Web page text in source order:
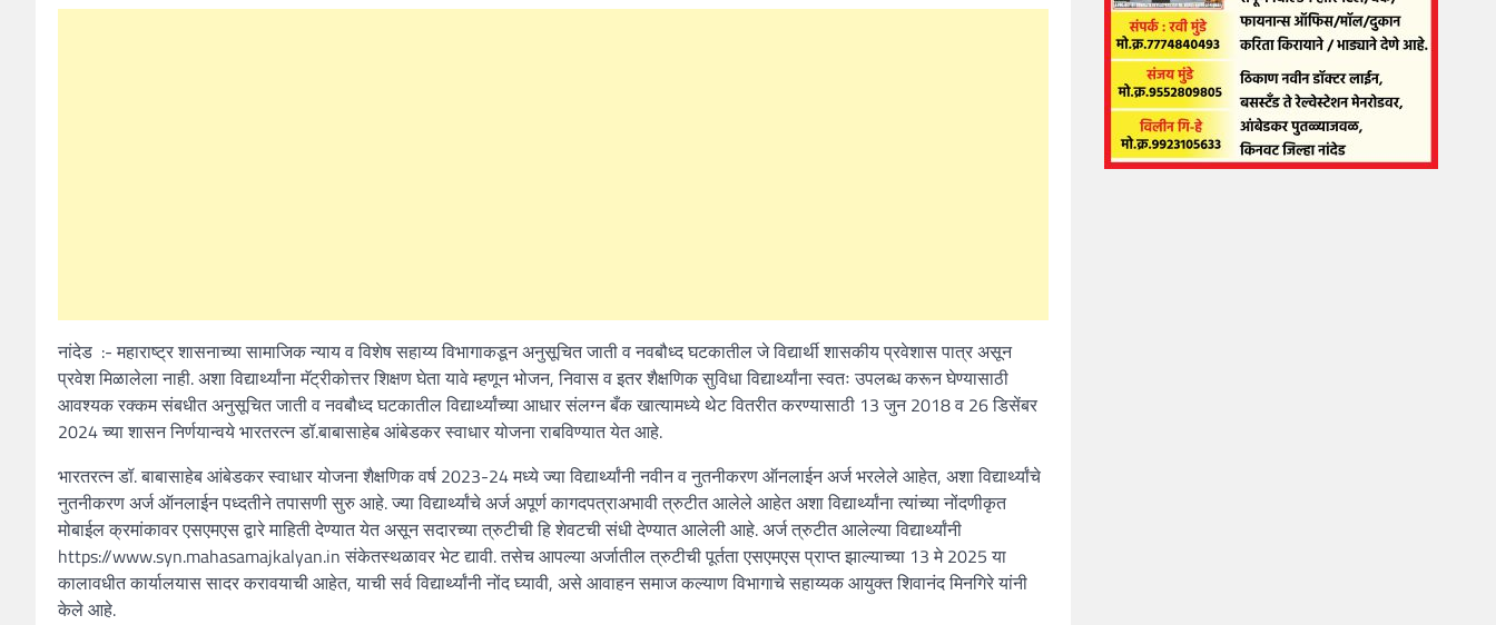
नांदेड :- महाराष्ट्र शासनाच्या सामाजिक न्याय व विशेष सहाय्य विभागाकडून अनुसूचित जाती व नवबौध्द घटकातील जे विद्यार्थी शासकीय प्रवेशास पात्र असून
प्रवेश मिळालेला नाही. अशा विद्यार्थ्यांना मॅट्रीकोत्तर शिक्षण घेता यावे म्हणून भोजन, निवास व इतर शैक्षणिक सुविधा विद्यार्थ्यांना स्वतः उपलब्ध करून घेण्यासाठी
आवश्यक रक्कम संबधीत अनुसूचित जाती व नवबौध्द घटकातील विद्यार्थ्यांच्या आधार संलग्न बँक खात्यामध्ये थेट वितरीत करण्यासाठी 13 जुन 2018 व 26 डिसेंबर
2024 च्या शासन निर्णयान्वये भारतरत्न डॉ.बाबासाहेब आंबेडकर स्वाधार योजना राबविण्यात येत आहे.
भारतरत्न डॉ. बाबासाहेब आंबेडकर स्वाधार योजना शैक्षणिक वर्ष 2023-24 मध्ये ज्या विद्यार्थ्यांनी नवीन व नुतनीकरण ऑनलाईन अर्ज भरलेले आहेत, अशा विद्यार्थ्यांचे
नुतनीकरण अर्ज ऑनलाईन पध्दतीने तपासणी सुरु आहे. ज्या विद्यार्थ्यांचे अर्ज अपूर्ण कागदपत्राअभावी त्रुटीत आलेले आहेत अशा विद्यार्थ्यांना त्यांच्या नोंदणीकृत
मोबाईल क्रमांकावर एसएमएस द्वारे माहिती देण्यात येत असून सदारच्या त्रुटीची हि शेवटची संधी देण्यात आलेली आहे. अर्ज त्रुटीत आलेल्या विद्यार्थ्यांनी
https://www.syn.mahasamajkalyan.in संकेतस्थळावर भेट द्यावी. तसेच आपल्या अर्जातील त्रुटीची पूर्तता एसएमएस प्राप्त झाल्याच्या 13 मे 2025 या
कालावधीत कार्यालयास सादर करावयाची आहेत, याची सर्व विद्यार्थ्यांनी नोंद घ्यावी, असे आवाहन समाज कल्याण विभागाचे सहाय्यक आयुक्त शिवानंद मिनगिरे यांनी
केले आहे.